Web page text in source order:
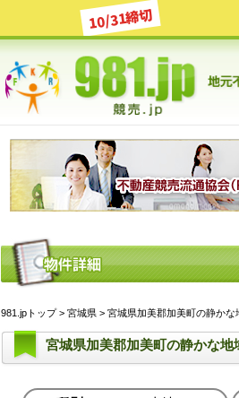
10/31締切
981.jpトップ> 宮城県 > 宮城県加美郡加美町の静か
宮城県加美郡加美町の静かな地